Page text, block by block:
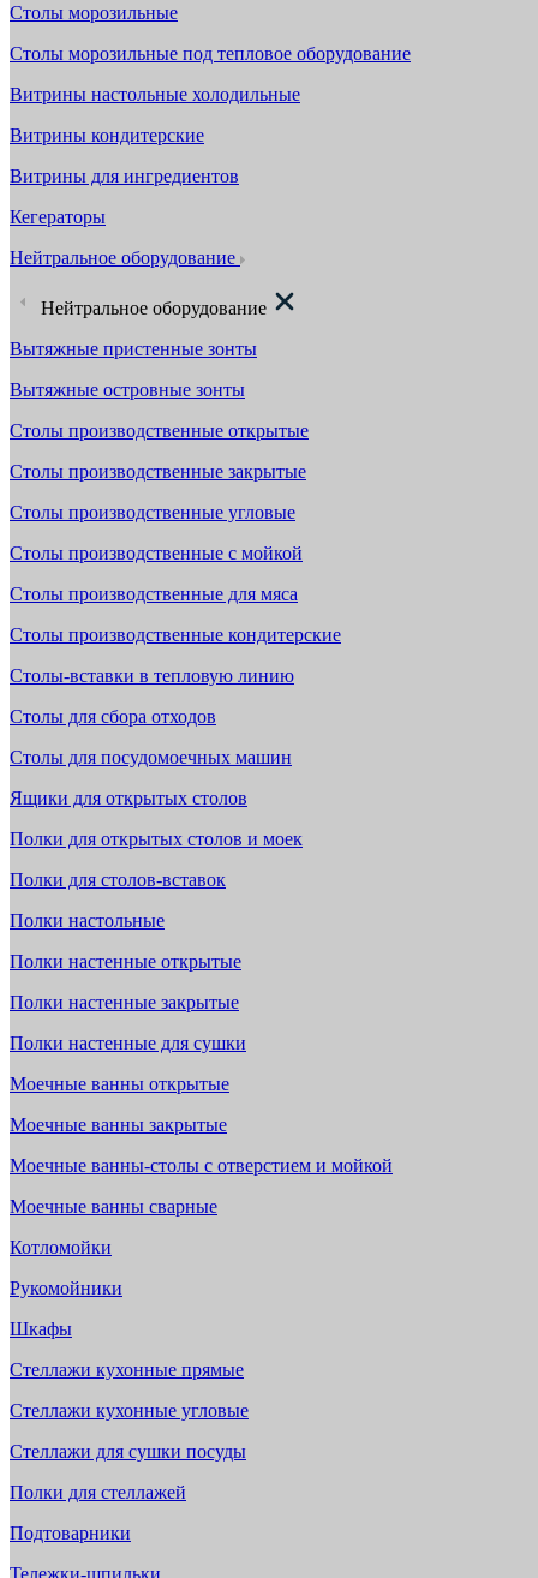
Столы морозильные
Столы морозильные под тепловое оборудование
Витрины настольные холодильные
Витрины кондитерские
Витрины для ингредиентов
Кегераторы
Нейтральное оборудование
Нейтральное оборудование
Вытяжные пристенные зонты
Вытяжные островные зонты
Столы производственные открытые
Столы производственные закрытые
Столы производственные угловые
Столы производственные с мойкой
Столы производственные для мяса
Столы производственные кондитерские
Столы-вставки в тепловую линию
Столы для сбора отходов
Столы для посудомоечных машин
Ящики для открытых столов
Полки для открытых столов и моек
Полки для столов-вставок
Полки настольные
Полки настенные открытые
Полки настенные закрытые
Полки настенные для сушки
Моечные ванны открытые
Моечные ванны закрытые
Моечные ванны-столы с отверстием и мойкой
Моечные ванны сварные
Котломойки
Рукомойники
Шкафы
Стеллажи кухонные прямые
Стеллажи кухонные угловые
Стеллажи для сушки посуды
Полки для стеллажей
Подтоварники
Тележки-шпильки